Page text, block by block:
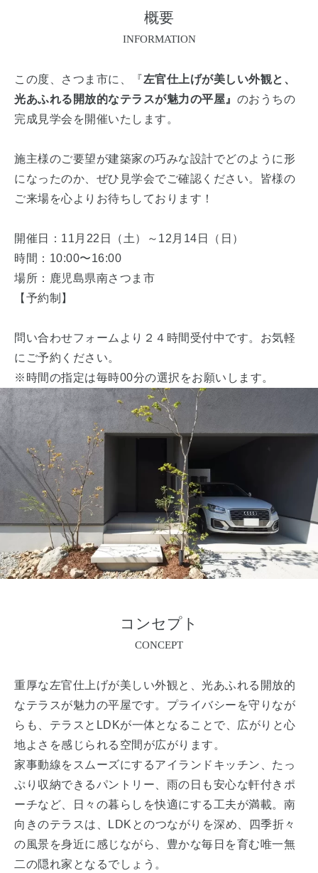
概要
INFORMATION
この度、さつま市に、『左官仕上げが美しい外観と、
光あふれる開放的なテラスが魅力の平屋』 のおうちの
完成見学会を開催いたします。
施主様のご要望が建築家の巧みな設計でどのように形
になったのか、ぜひ見学会でご確認ください。皆様の
ご来場を心よりお待ちしております！
開催日：11月22日（土）～12月14日（日）
時間：10:00〜16:00
場所：鹿児島県南さつま市
【予約制】
問い合わせフォームより２４時間受付中です。お気軽
にご予約ください。
※時間の指定は毎時00分の選択をお願いします。
コンセプト
CONCEPT
重厚な左官仕上げが美しい外観と、光あふれる開放的
なテラスが魅力の平屋です。プライバシーを守りなが
らも、テラスとLDKが一体となることで、広がりと心
地よさを感じられる空間が広がります。
家事動線をスムーズにするアイランドキッチン、たっ
ぷり収納できるパントリー、雨の日も安心な軒付きポ
ーチなど、日々の暮らしを快適にする工夫が満載。南
向きのテラスは、LDKとのつながりを深め、四季折々
の風景を身近に感じながら、豊かな毎日を育む唯一無
二の隠れ家となるでしょう。